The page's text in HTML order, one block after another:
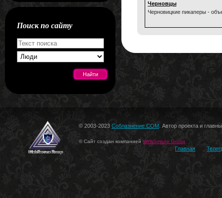
Поиск по сайту
Черновцы
Черновицкие пикаперы -
© 2003-2023 Соблазнение.COM . Автор проекта и
© Сайт создан компанией WebSecure Group
Главная